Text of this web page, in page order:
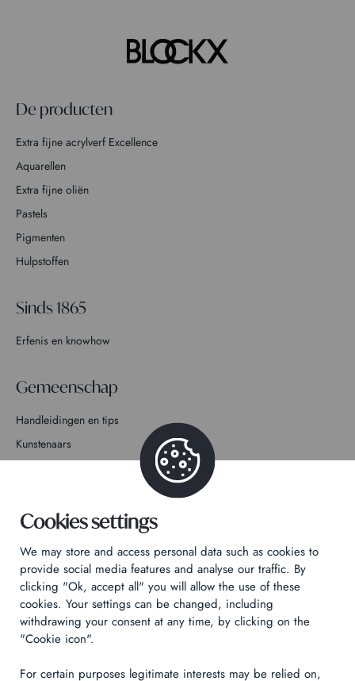
De producten
Extra fijne acrylverf Excellence
Aquarellen
Extra fijne oliën
Pastels
Pigmenten
Hulpstoffen
Sinds 1865
Erfenis en knowhow
Gemeenschap
Handleidingen en tips
Kunstenaars
Contact
Privacybeleid
Juridische informatie
Cookies settings
We may store and access personal data such as cookies to
provide social media features and analyse our traffic. By
clicking "Ok, accept all" you will allow the use of these
cookies. Your settings can be changed, including
withdrawing your consent at any time, by clicking on the
"Cookie icon".
For certain purposes legitimate interests may be relied on,